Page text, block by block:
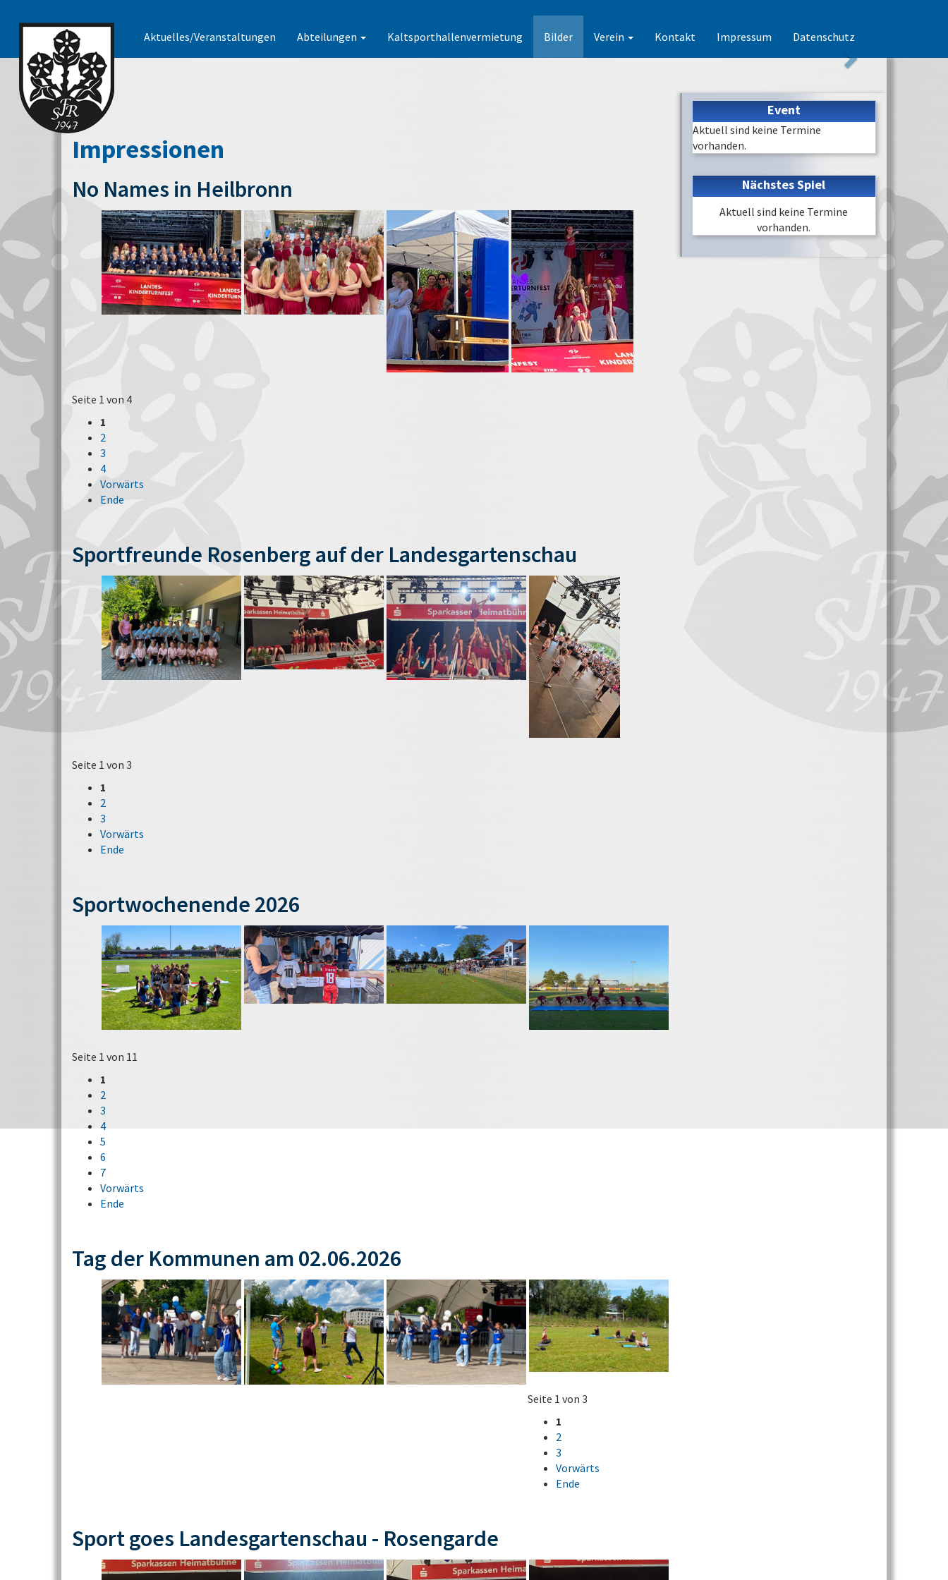
Aktuelles/Veranstaltungen Abteilungen Kaltsporthallenvermietung Bilder Verein Kontakt Impressum Datenschutz
Impressionen
No Names in Heilbronn
Seite 1 von 4
1
2
3
4
Vorwärts
Ende
Sportfreunde Rosenberg auf der Landesgartenschau
Seite 1 von 3
1
2
3
Vorwärts
Ende
Sportwochenende 2026
Seite 1 von 11
1
2
3
4
5
6
7
Vorwärts
Ende
Tag der Kommunen am 02.06.2026
Seite 1 von 3
1
2
3
Vorwärts
Ende
Sport goes Landesgartenschau - Rosengarde
Event
Aktuell sind keine Termine
vorhanden.
Nächstes Spiel
Aktuell sind keine Termine
vorhanden.